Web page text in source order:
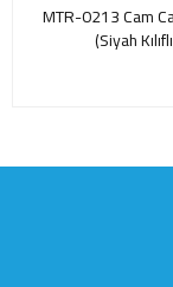
MTR-0213 Cam
(Siyah